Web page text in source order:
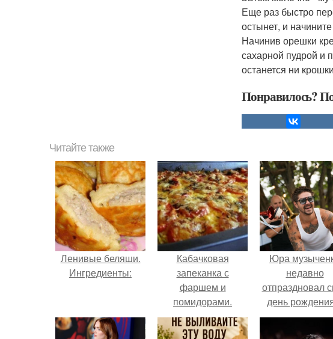
Еще раз быстро
остынет, и
Начинив орешки
сахарной пудрой и
останется ни
Понравилось?
Читайте также
Ленивые беляши.
Ингредиенты:
Кабачковая
запеканка с
фаршем и
помидорами.
Юра
недавно
отпраздновал
день
кругу самых
близких и